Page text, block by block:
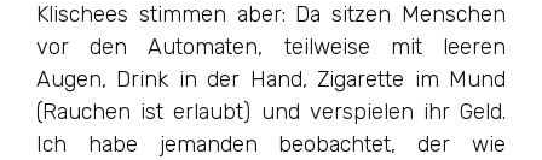
Klischees stimmen aber: Da sitzen Menschen
vor den Automaten, teilweise mit leeren
Augen, Drink in der Hand, Zigarette im Mund
(Rauchen ist erlaubt) und verspielen ihr Geld.
Ich habe jemanden beobachtet, der wie